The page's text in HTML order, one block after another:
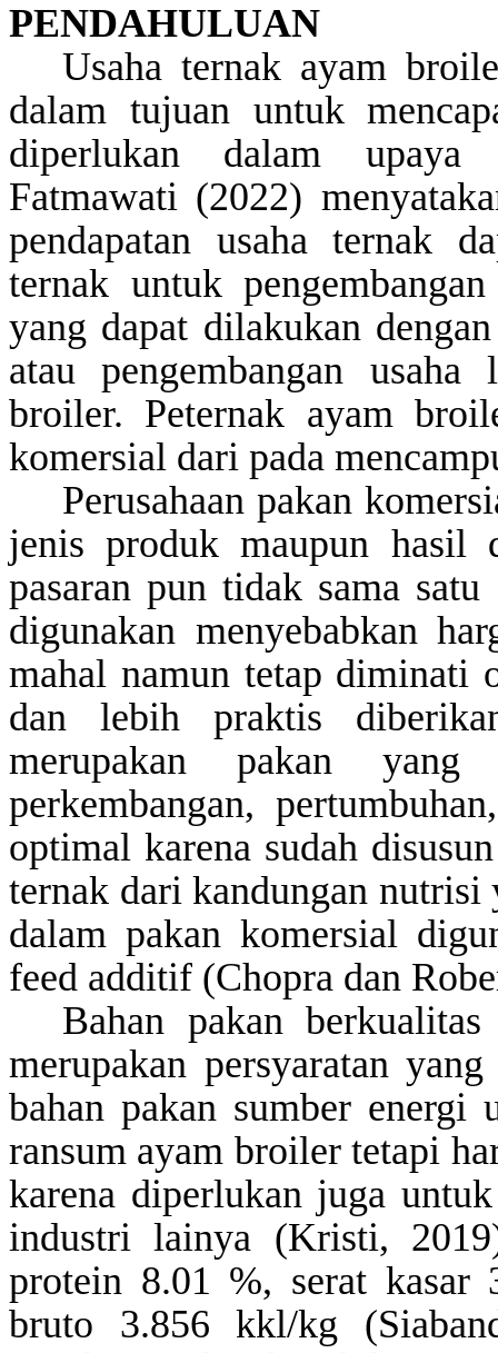
PENDAHULUAN
Usaha ternak ayam
dalam tujuan untuk
diperlukan dalam upaya
Fatmawati (2022)
pendapatan usaha ternak
ternak untuk
yang dapat dilakukan
atau pengembangan usaha
broiler. Peternak ayam
komersial dari pada
Perusahaan pakan
jenis produk maupun hasil
pasaran pun tidak sama
digunakan menyebabkan
mahal namun tetap diminati
dan lebih praktis
merupakan pakan yang
perkembangan,
optimal karena sudah
ternak dari kandungan nutrisi
dalam pakan komersial
feed additif (Chopra dan
Bahan pakan
merupakan persyaratan
bahan pakan sumber energi
ransum ayam broiler tetapi
karena diperlukan juga
industri lainya (Kristi,
protein 8.01 %, serat
bruto 3.856 kkl/kg